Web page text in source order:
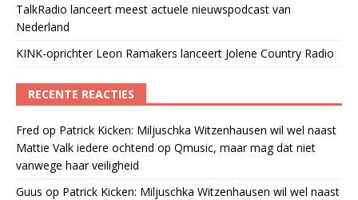
TalkRadio lanceert meest actuele nieuwspodcast van
Nederland
KINK-oprichter Leon Ramakers lanceert Jolene Country Radio
RECENTE REACTIES
Fred op Patrick Kicken: Miljuschka Witzenhausen wil wel naast
Mattie Valk iedere ochtend op Qmusic, maar mag dat niet
vanwege haar veiligheid
Guus op Patrick Kicken: Miljuschka Witzenhausen wil wel naast